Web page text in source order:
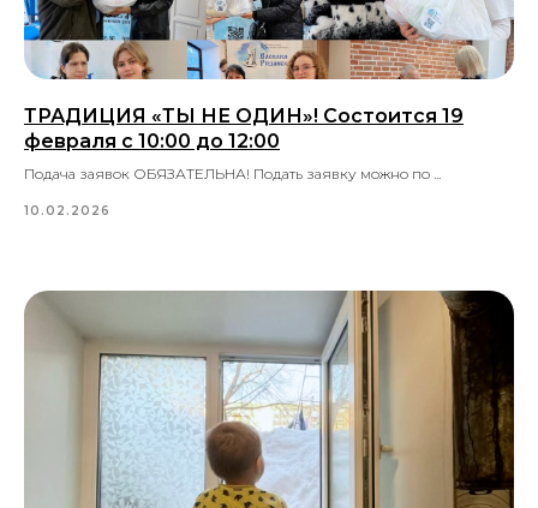
ТРАДИЦИЯ «ТЫ НЕ ОДИН»! Состоится 19
февраля с 10:00 до 12:00
Подача заявок ОБЯЗАТЕЛЬНА! Подать заявку можно по ...
10.02.2026